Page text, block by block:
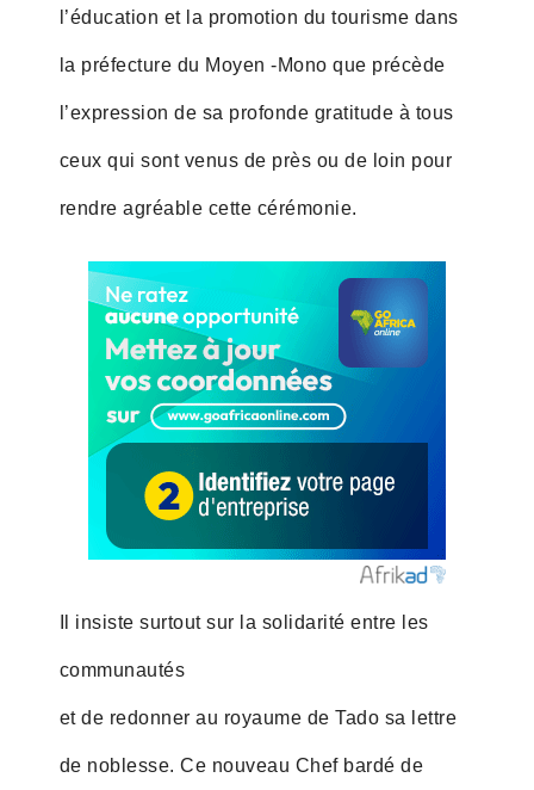
l’éducation et la promotion du tourisme dans
la préfecture du Moyen -Mono que précède
l’expression de sa profonde gratitude à tous
ceux qui sont venus de près ou de loin pour
rendre agréable cette cérémonie.
Il insiste surtout sur la solidarité entre les
communautés
et de redonner au royaume de Tado sa lettre
de noblesse. Ce nouveau Chef bardé de